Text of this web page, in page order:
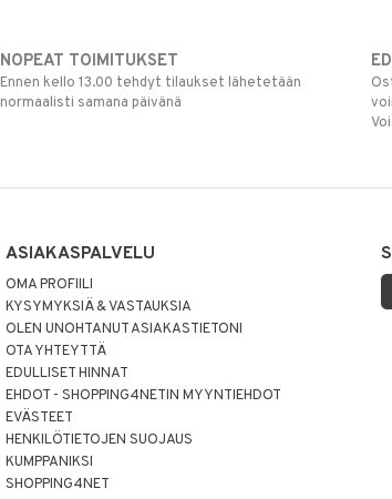
NOPEAT TOIMITUKSET
Ennen kello 13.00 tehdyt tilaukset lähetetään
normaalisti samana päivänä
ASIAKASPALVELU
OMA PROFIILI
KYSYMYKSIÄ & VASTAUKSIA
OLEN UNOHTANUT ASIAKASTIETONI
OTA YHTEYTTÄ
EDULLISET HINNAT
EHDOT - SHOPPING4NETIN MYYNTIEHDOT
EVÄSTEET
HENKILÖTIETOJEN SUOJAUS
KUMPPANIKSI
SHOPPING4NET